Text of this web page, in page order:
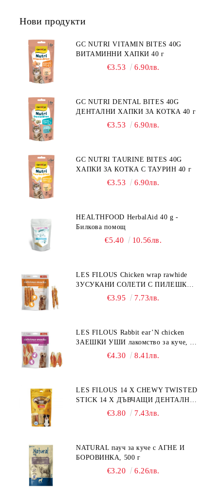
ЗАГУБА НА КОЗИНА".
НЕПОНОСИМОСТТА КЪМ НЯКОИ
СЪСТАВКИ И ХРАНИ
Нови продукти
GC NUTRI VITAMIN BITES 40G
ВИТАМИННИ ХАПКИ 40 г
€3.53 6.90лв.
GC NUTRI DENTAL BITES 40G
ДЕНТАЛНИ ХАПКИ ЗА КОТКА 40 г
€3.53 6.90лв.
GC NUTRI TAURINE BITES 40G
ХАПКИ ЗА КОТКА С ТАУРИН 40 г
€3.53 6.90лв.
HEALTHFOOD HerbalAid 40 g -
Билкова помощ
€5.40 10.56лв.
LES FILOUS Chicken wrap rawhide
ЗУСУКАНИ СОЛЕТИ С ПИЛЕШКО,
лакомство за куче, 100 г
€3.95 7.73лв.
LES FILOUS Rabbit ear’N chicken
ЗАЕШКИ УШИ лакомство за куче, 50
€4.30 8.41лв.
LES FILOUS 14 X CHEWY TWISTED
STICK 14 X ДЪВЧАЩИ ДЕНТАЛНИ
СОЛЕТИ за куче, УВИТИ
€3.80 7.43лв.
NATURAL пауч за куче с АГНЕ И
БОРОВИНКА, 500 г
€3.20 6.26лв.